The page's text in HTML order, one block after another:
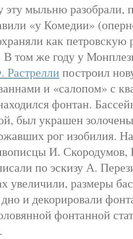
эту мыльню разобрали,
«у Комедии»
как
том же году у
Растреллипостроил
и «салопом» с
фонтан.
был украшен
рог изобилия.
И.
по эскизу А.
увеличили, размеры
и декорировали
фонтанной